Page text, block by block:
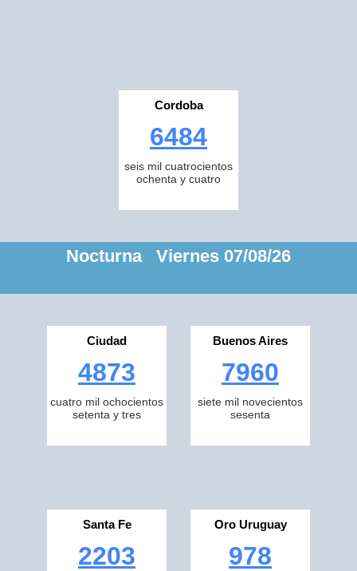
Cordoba
6484
seis mil cuatrocientos
ochenta y cuatro
Nocturna Viernes 07/08/26
Ciudad
4873
cuatro mil ochocientos
setenta y tres
Buenos Aires
7960
siete mil novecientos
sesenta
Santa Fe
2203
Oro Uruguay
978